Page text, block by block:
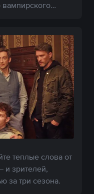
теплые слова от
и зрителей,
за три сезона.